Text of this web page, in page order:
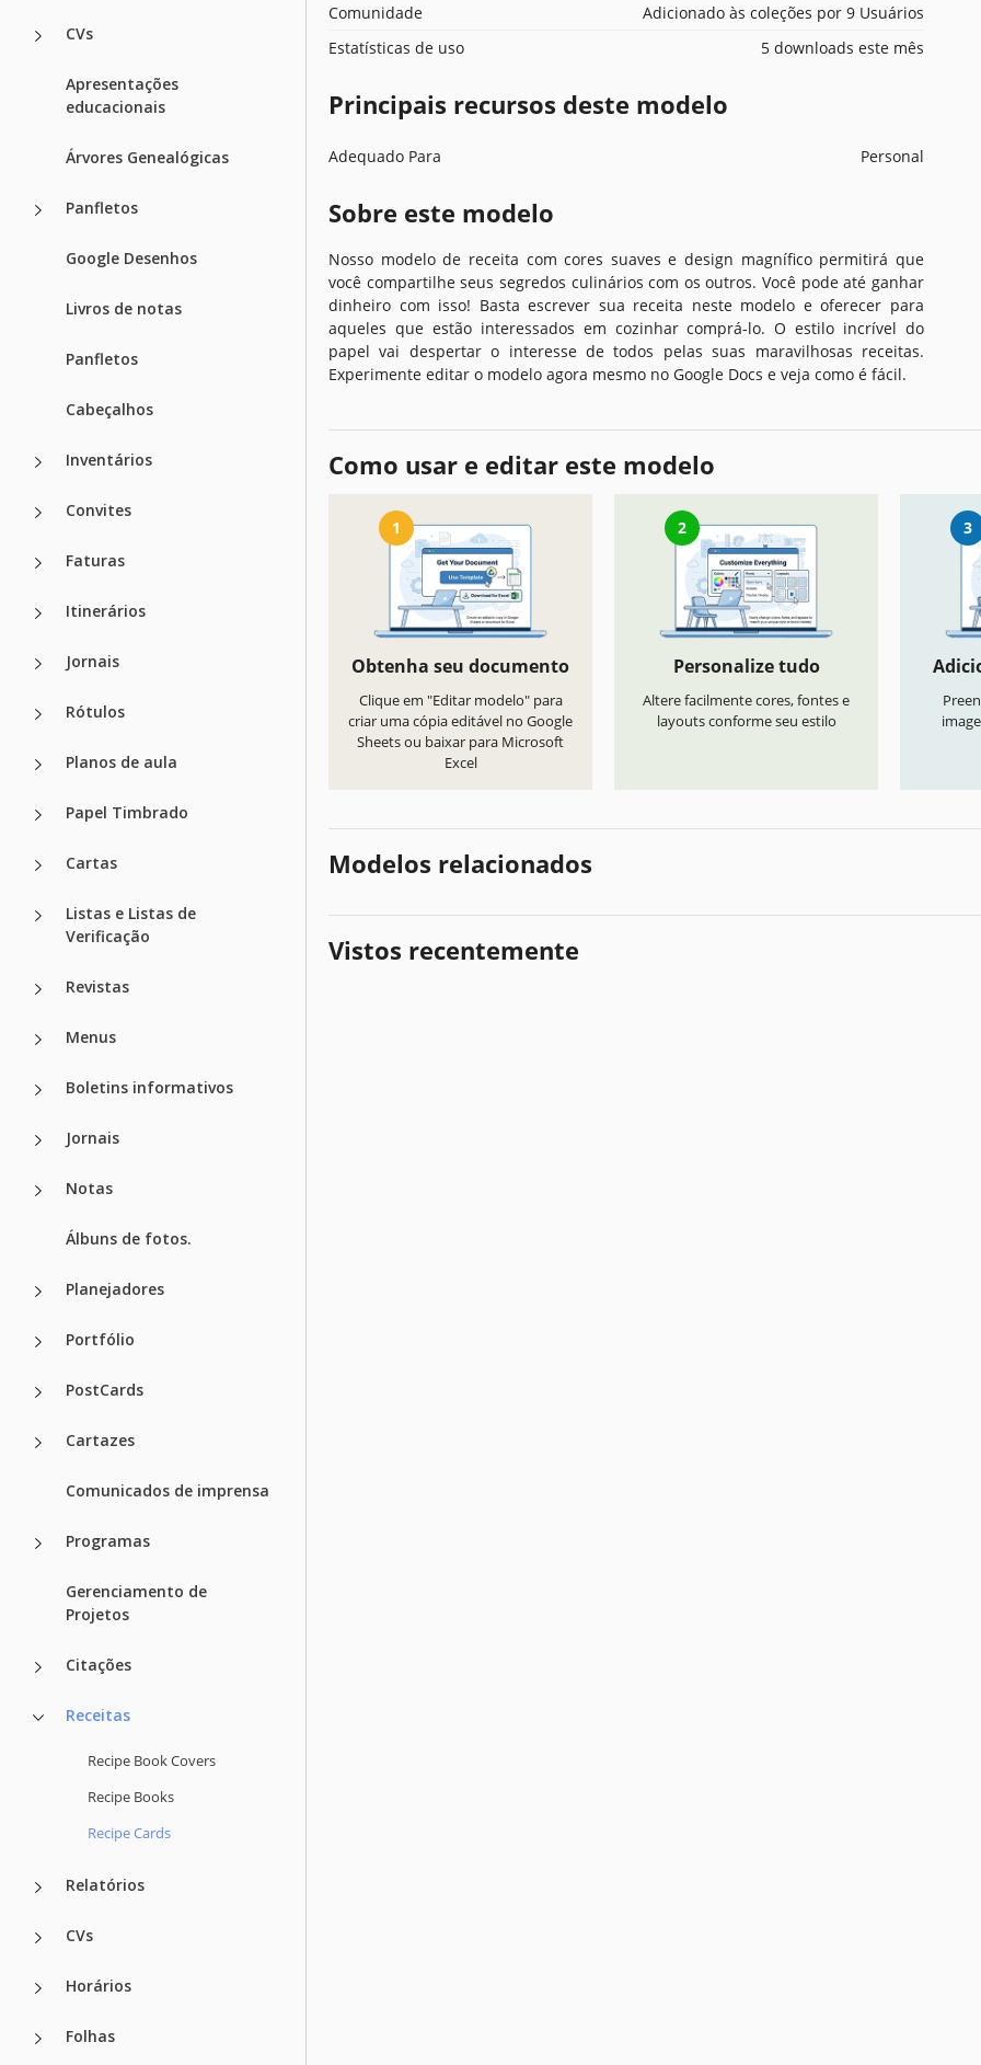
CVs
Apresentações
educacionais
Árvores Genealógicas
Panfletos
Google Desenhos
Livros de notas
Panfletos
Cabeçalhos
Inventários
Convites
Faturas
Itinerários
Jornais
Rótulos
Planos de aula
Papel Timbrado
Cartas
Listas e Listas de
Verificação
Revistas
Menus
Boletins informativos
Jornais
Notas
Álbuns de fotos.
Planejadores
Portfólio
PostCards
Cartazes
Comunicados de imprensa
Programas
Gerenciamento de
Projetos
Citações
Receitas
Recipe Book Covers
Recipe Books
Recipe Cards
Relatórios
CVs
Horários
Folhas
Comunidade
Adicionado às coleções por 9 Usuários
Estatísticas de uso
5 downloads este mês
Principais recursos deste modelo
Adequado Para Personal
Sobre este modelo
Nosso modelo de receita com cores suaves e design magnífico permitirá que
você compartilhe seus segredos culinários com os outros. Você pode até ganhar
dinheiro com isso! Basta escrever sua receita neste modelo e oferecer para
aqueles que estão interessados em cozinhar comprá-lo. O estilo incrível do
papel vai despertar o interesse de todos pelas suas maravilhosas receitas.
Experimente editar o modelo agora mesmo no Google Docs e veja como é fácil.
Como usar e editar este modelo
1
Obtenha seu documento
Clique em "Editar modelo" para
criar uma cópia editável no Google
Sheets ou baixar para Microsoft
Excel
2
Personalize tudo
Altere facilmente cores, fontes e
layouts conforme seu estilo
3
Modelos relacionados
Vistos recentemente